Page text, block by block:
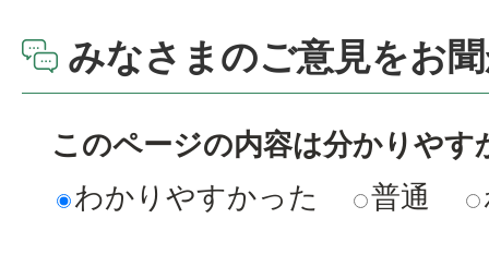
みなさまのご意見をお
このページの内容は分かりやす
わかりやすかった
普通